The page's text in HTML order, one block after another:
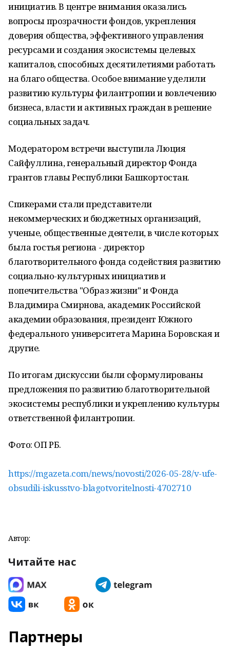
инициатив. В центре внимания оказались
вопросы прозрачности фондов, укрепления
доверия общества, эффективного управления
ресурсами и создания экосистемы целевых
капиталов, способных десятилетиями работать
на благо общества. Особое внимание уделили
развитию культуры филантропии и вовлечению
бизнеса, власти и активных граждан в решение
социальных задач.
Модератором встречи выступила Люция
Сайфуллина, генеральный директор Фонда
грантов главы Республики Башкортостан.
Спикерами стали представители
некоммерческих и бюджетных организаций,
ученые, общественные деятели, в числе которых
была гостья региона - директор
благотворительного фонда содействия развитию
социально-культурных инициатив и
попечительства "Образ жизни" и Фонда
Владимира Смирнова, академик Российской
академии образования, президент Южного
федерального университета Марина Боровская и
другие.
По итогам дискуссии были сформулированы
предложения по развитию благотворительной
экосистемы республики и укреплению культуры
ответственной филантропии.
Фото: ОП РБ.
https://mgazeta.com/news/novosti/2026-05-28/v-ufe-
obsudili-iskusstvo-blagotvoritelnosti-4702710
Автор:
Читайте нас
Партнеры